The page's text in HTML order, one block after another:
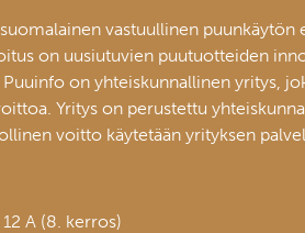
vastuullinen puunkäytön
on uusiutuvien puutuotteiden
Puuinfo on yhteiskunnallinen yritys,
Yritys on perustettu
voitto käytetään yrityksen
A (8. kerros)